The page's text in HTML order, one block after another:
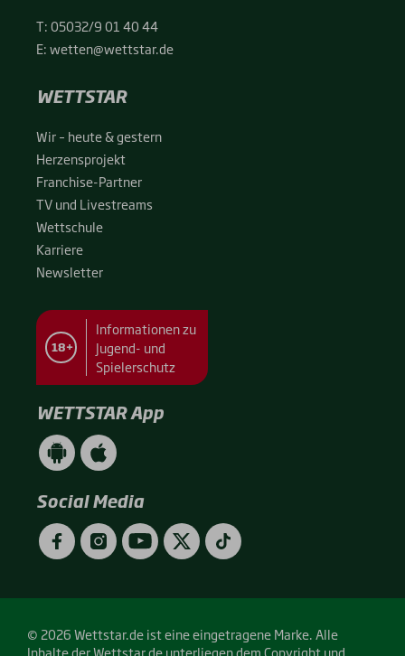
T:05032/9 01 40 44
E:wetten@wettstar.de
WETTSTAR
Wir – heu­te & ges­tern
Her­zens­pro­jekt
Fran­chise-Par­t­­ner
TV und Live­streams
Wett­schu­le
Kar­rie­re
News­let­ter
18+
Informationen zu
Jugend- und
Spielerschutz
WETTSTAR App
WETTSTAR
App
(Android
/
Google
Play)
WETTSTAR
App
(Apple
/
App
Store)
Social Media
FacebookInstagramYouTubeTwitterTikTok
© 2026 Wettstar.de ist eine eingetragene Marke. Alle
Inhalte der Wettstar.de unterliegen dem Copyright und